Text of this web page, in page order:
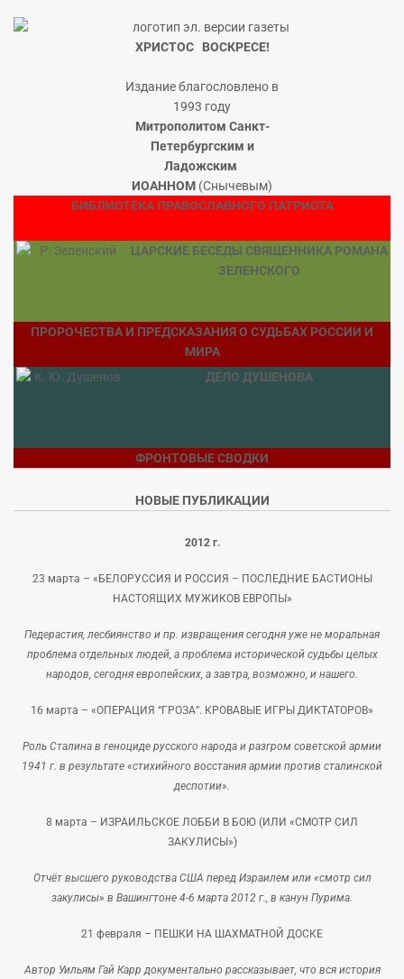
ХРИСТОС ВОСКРЕСЕ!
Издание благословлено в
1993 году
Митрополитом Санкт-
Петербургским и
Ладожским
ИОАННОМ (Снычевым)
БИБЛИОТЕКА ПРАВОСЛАВНОГО ПАТРИОТА
ЦАРСКИЕ БЕСЕДЫ СВЯЩЕННИКА РОМАНА
ЗЕЛЕНСКОГО
ПРОРОЧЕСТВА И ПРЕДСКАЗАНИЯ О СУДЬБАХ РОССИИ И
МИРА
ДЕЛО ДУШЕНОВА
ФРОНТОВЫЕ СВОДКИ
НОВЫЕ ПУБЛИКАЦИИ
2012 г.
23 марта – «БЕЛОРУССИЯ И РОССИЯ – ПОСЛЕДНИЕ БАСТИОНЫ
НАСТОЯЩИХ МУЖИКОВ ЕВРОПЫ»
Педерастия, лесбиянство и пр. извращения сегодня уже не моральная
проблема отдельных людей, а проблема исторической судьбы целых
народов, сегодня европейских, а завтра, возможно, и нашего.
16 марта – «ОПЕРАЦИЯ “ГРОЗА”. КРОВАВЫЕ ИГРЫ ДИКТАТОРОВ»
Роль Сталина в геноциде русского народа и разгром советской армии
1941 г. в результате «стихийного восстания армии против сталинской
деспотии».
8 марта – ИЗРАИЛЬСКОЕ ЛОББИ В БОЮ (ИЛИ «СМОТР СИЛ
ЗАКУЛИСЫ»)
Отчёт высшего руководства США перед Израилем или «смотр сил
закулисы» в Вашингтоне 4-6 марта 2012 г., в канун Пурима.
21 февраля – ПЕШКИ НА ШАХМАТНОЙ ДОСКЕ
Автор Уильям Гай Карр документально рассказывает, что вся история